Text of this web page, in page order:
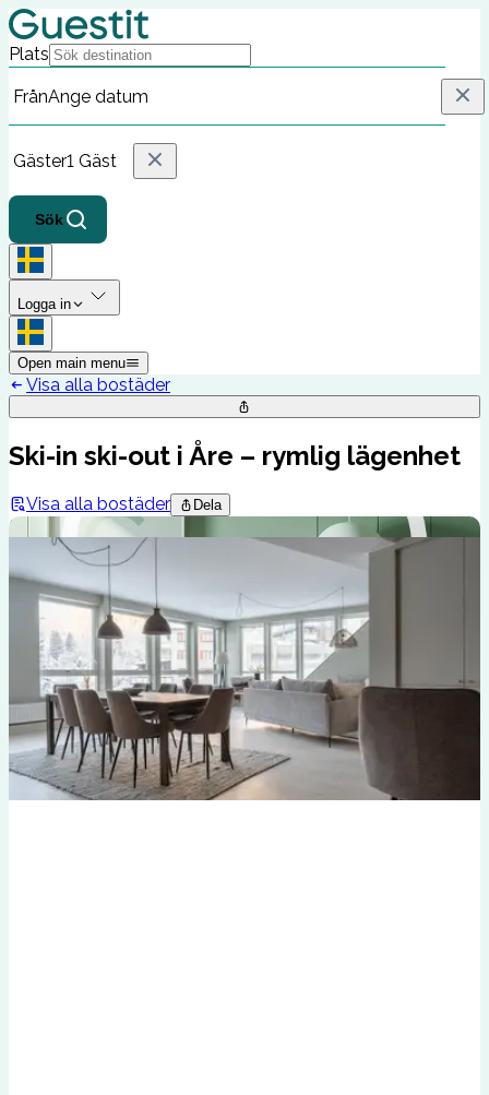
Plats
FrånAnge datum
Gäster1 Gäst
Sök
Logga in
Open main menu
Visa alla bostäder
Ski-in ski-out i Åre – rymlig lägenhet
Visa alla bostäder Dela